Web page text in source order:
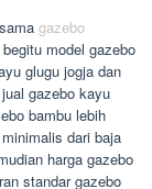
gazebo
model gazebo
glugu jogja dan
gazebo kayu
bambu lebih
dari baja
harga gazebo
standar gazebo